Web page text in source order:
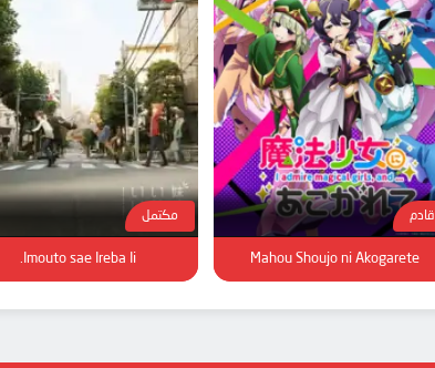
قادم
Mahou Shoujo ni Akogarete
مكتمل
Imouto sae Ireba Ii.